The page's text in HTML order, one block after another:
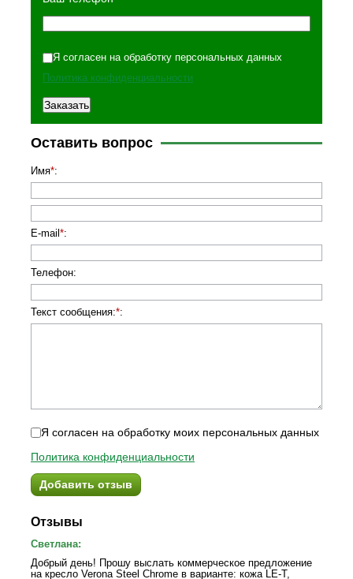
Я согласен на обработку персональных данных
Политика конфиденциальности
Оставить вопрос
Имя*:
E-mail *:
Телефон:
Текст сообщения:*:
Я согласен на обработку моих персональных данных
Политика конфиденциальности
Добавить отзыв
Отзывы
Светлана:
Добрый день! Прошу выслать коммерческое предложение
на кресло Verona Steel Chrome в варианте: кожа LE-T,